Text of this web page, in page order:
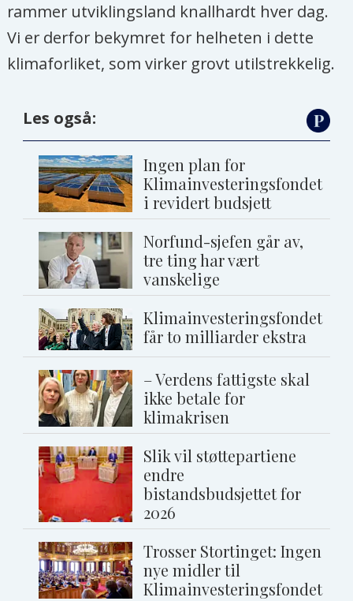
rammer utviklingsland knallhardt hver dag.
Vi er derfor bekymret for helheten i dette
klimaforliket, som virker grovt utilstrekkelig.
Les også:
Ingen plan for
Klimainvesteringsfondet
i revidert budsjett
Norfund-sjefen går av,
tre ting har vært
vanskelige
Klimainvesteringsfondet
får to milliarder ekstra
– Verdens fattigste skal
ikke betale for
klimakrisen
Slik vil støttepartiene
endre
bistandsbudsjettet for
2026
Trosser Stortinget: Ingen
nye midler til
Klimainvesteringsfondet